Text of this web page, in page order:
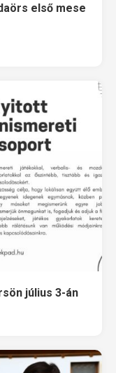
első mese
július 3-án